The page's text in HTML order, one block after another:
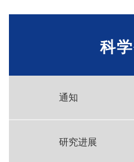
科
通知
研究进展